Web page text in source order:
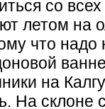
со
летом на
что надо
на
На склоне